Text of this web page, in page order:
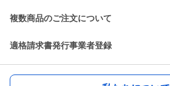
複数商品のご注文について
適格請求書発行事業者登録